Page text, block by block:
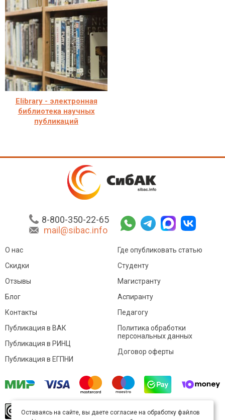
Elibrary - электронная
библиотека научных
публикаций
8-800-350-22-65
mail@sibac.info
О нас
Скидки
Отзывы
Блог
Контакты
Где опубликовать статью
Студенту
Магистранту
Аспиранту
Педагогу
Публикация в ВАК
Публикация в РИНЦ
Публикация в ЕГПНИ
Политика обработки
персональных данных
Договор оферты
произведение доступно полицензии Creative
Оставаясь на сайте, вы даете согласие на обработку файлов